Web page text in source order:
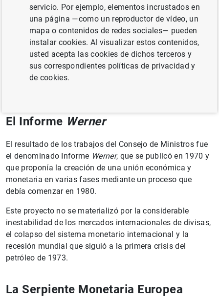
Comisión Europea presentó en 1969 el PlanBarre, cuyo
principal objetivo era avanzar en el proyecto de una
moneda única.
Siguiendo este plan, los jefes de Estado o de Gobierno de
la Comunidad Económica Europea (CEE) invitaron al
Consejo de Ministros a desarrollar una estrategia para la
El Informe Werner
El resultado de los trabajos del Consejo de Ministros fue
el denominado Informe Werner, que se publicó en 1970 y
que proponía la creación de una unión económica y
monetaria en varias fases mediante un proceso que
debía comenzar en 1980.
Este proyecto no se materializó por la considerable
inestabilidad de los mercados internacionales de divisas,
el colapso del sistema monetario internacional y la
recesión mundial que siguió a la primera crisis del
petróleo de 1973.
La Serpiente Monetaria Europea
servicio. Por ejemplo, elementos incrustados en
una página —como un reproductor de vídeo, un
mapa o contenidos de redes sociales— pueden
instalar cookies. Al visualizar estos contenidos,
usted acepta las cookies de dichos terceros y
sus correspondientes políticas de privacidad y
de cookies.